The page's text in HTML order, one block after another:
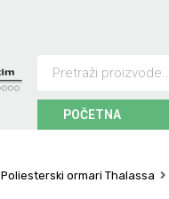
POČETNA
Poliesterski ormari Thalassa